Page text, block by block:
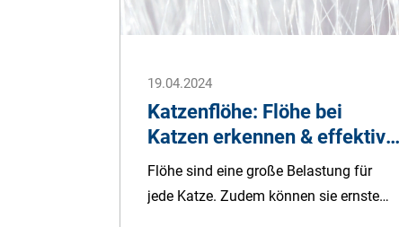
19.04.2024
Katzenflöhe: Flöhe bei
Katzen erkennen & effektiv
bekämpfen
Flöhe sind eine große Belastung für
jede Katze. Zudem können sie ernste